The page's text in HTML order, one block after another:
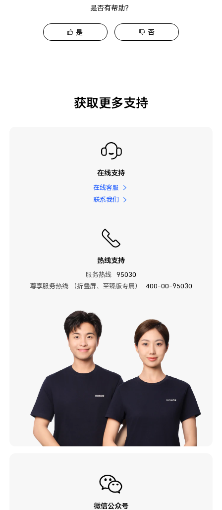
是否有帮助？
是 否
获取更多支持
在线支持
在线客服
联系我们
热线支持
服务热线
95030
尊享服务热线 （折叠屏、至臻版专属）
400-00-95030
微信公众号